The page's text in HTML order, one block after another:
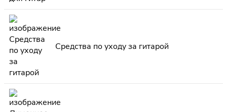
Средства по уходу за гитарой